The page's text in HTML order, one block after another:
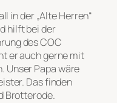
in der „Alte Herren“
hilft bei der
des COC
er auch gerne mit
Unser Papa wäre
Das finden
Brotterode.